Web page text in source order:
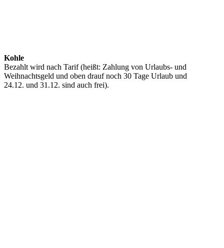
Kohle
Bezahlt wird nach Tarif (heißt: Zahlung von Urlaubs- und
Weihnachtsgeld und oben drauf noch 30 Tage Urlaub und
24.12. und 31.12. sind auch frei).